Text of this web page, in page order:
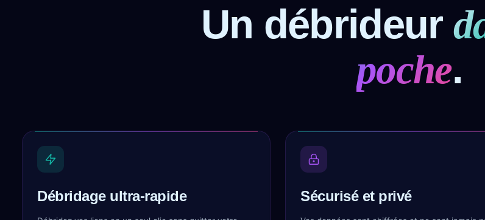
Un débrideur
poche.
Débridage ultra-rapide Sécurisé et privé